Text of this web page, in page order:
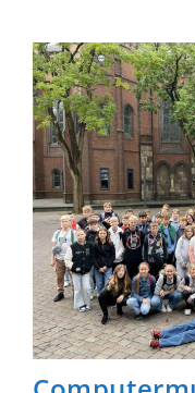
Des
Hölty-
In
Hambühren
Wird
Zur
Großen
Bühne